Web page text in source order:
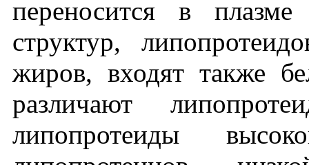
переносится в
структур,
жиров, входят также
различают
липопротеиды